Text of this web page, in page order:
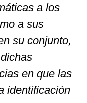
a los
a sus
su conjunto,
en que las
identificación